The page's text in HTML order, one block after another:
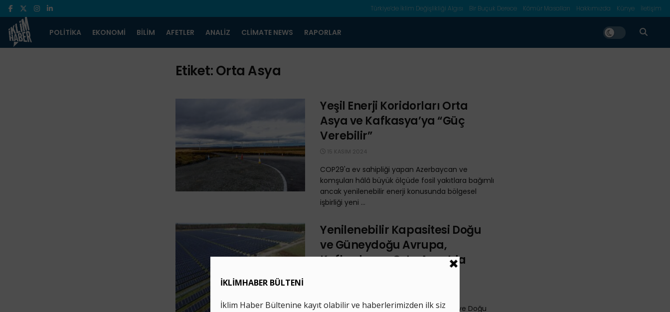
Türkiye’de İklim Değişlikliği Algısı Bir Buçuk Derece Kömür Masalları Hakkımızda Künye İletişim
POLITIKA EKONOMI BILIM AFETLER ANALIZ CLIMATE NEWS RAPORLAR
Etiket:Orta Asya
Yeşil Enerji Koridorları Orta
Asya ve Kafkasya’ya “Güç
Verebilir”
15 KASIM 2024
COP29'a ev sahipliği yapan Azerbaycan ve
komşuları hâlâ büyük ölçüde fosil yakıtlara bağımlı
ancak yenilenebilir enerji konusunda bölgesel
işbirliği yeni ...
Yenilenebilir Kapasitesi Doğu
ve Güneydoğu Avrupa,
Kafkaslar ve Orta Asya’da
2017 ve 2021 yılları arasında Güneydoğu ve Doğu